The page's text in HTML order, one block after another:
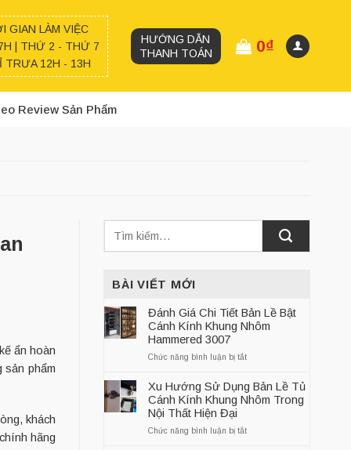
GIAN LÀM VIỆC
| THỨ 2 - THỨ 7
TRƯA 12H - 13H
HƯỚNG DẪN
THANH TOÁN
0₫
Review Sản Phẩm
ẩn hoàn
sản phẩm
khách
hãng
BÀI VIẾT MỚI
Đánh Giá Chi Tiết Bản Lề Bật
Cánh Kính Khung Nhôm
Hammered 3007
Chức năng bình luận bị tắtở
Giá
Chi
Tiết
Lề
Xu Hướng Sử Dụng Bản Lề Tủ
Cánh Kính Khung Nhôm Trong
Nội Thất Hiện Đại
Chức năng bình luận bị tắtở